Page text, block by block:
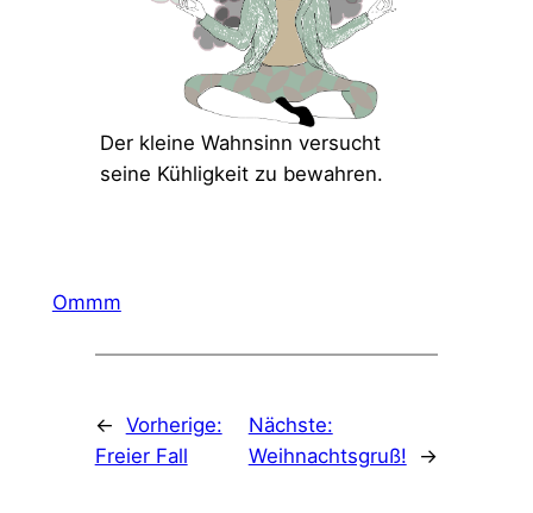
Der kleine Wahnsinn versucht
seine Kühligkeit zu bewahren.
Ommm
← Vorherige:
Freier Fall
Nächste:
Weihnachtsgruß!
→